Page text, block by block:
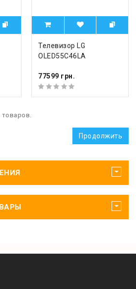
Телевизор LG
OLED55C46LA
77599 грн.
товаров.
Продолжить